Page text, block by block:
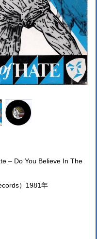
– Do You Believe In The
）1981年